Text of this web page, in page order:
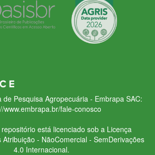
de Pesquisa Agropecuária - Embrapa SAC:
www.embrapa.br/fale-conosco
está licenciado sob a Licença
Atribuição - NãoComercial - SemDerivações
4.0 Internacional.